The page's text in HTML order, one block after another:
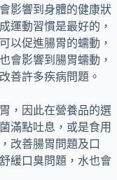
影響到身體的健康狀
運動習慣是最好的，
以促進腸胃的蠕動，
會影響到腸胃蠕動，
善許多疾病問題。
，因此在營養品的選
滿點吐息，或是食用
改善腸胃問題及口
緩口臭問題，水也會